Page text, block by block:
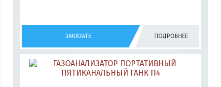
ЗАКАЗАТЬ ПОДРОБНЕЕ